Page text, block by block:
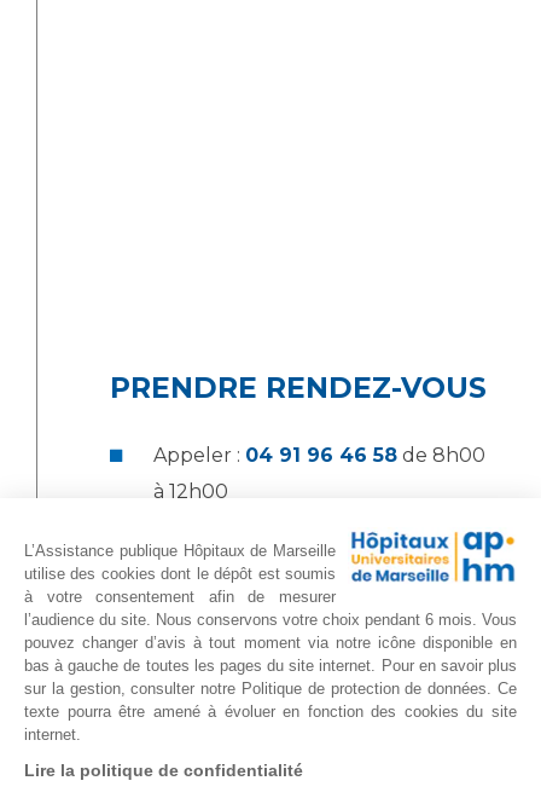
PRENDRE RENDEZ-VOUS
Appeler : 04 91 96 46 58 de 8h00
à 12h00
Envoyer un courriel en précisant le
motif de votre demande
rdvgyneconord@ap-hm.fr
Pour un rendez-vous ou un
du sein (diagnostic rapide pour le
L’Assistance publique Hôpitaux de Marseille
utilise des cookies dont le dépôt est soumis
à votre consentement afin de mesurer
l’audience du site. Nous conservons votre choix pendant 6 mois. Vous
pouvez changer d’avis à tout moment via notre icône disponible en
bas à gauche de toutes les pages du site internet. Pour en savoir plus
sur la gestion, consulter notre Politique de protection de données. Ce
texte pourra être amené à évoluer en fonction des cookies du site
internet.
Lire la politique de confidentialité